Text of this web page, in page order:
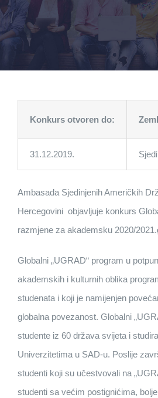
Konkurs otvoren do:
31.12.2019.
Ambasada Sjedinjenih Američkih
Hercegovini objavljuje konkurs
razmjene za akademsku 2020/
Globalni „UGRAD“ program u
akademskih i kulturnih oblika
studenata i koji je namijenjen
globalna povezanost. Globalni
studente iz 60 država svijeta i
Univerzitetima u SAD-u. Poslije
studenti koji su učestvovali na
studenti sa većim postignićima,